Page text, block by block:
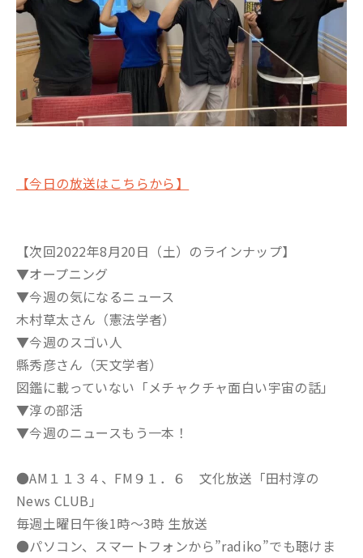
【今日の放送はこちらから】
【次回2022年8月20日（土）のラインナップ】
▼オープニング
▼今週の気になるニュース
木村草太さん（憲法学者）
▼今週のスゴい人
縣秀彦さん（天文学者）
図鑑に載っていない「メチャクチャ面白い宇宙の話」
▼淳の部活
▼今週のニュースもう一本！
●AM１１３４、FM９１．６ 文化放送「田村淳の
News CLUB」
毎週土曜日午後1時～3時 生放送
●パソコン、スマートフォンから”radiko”でも聴けま